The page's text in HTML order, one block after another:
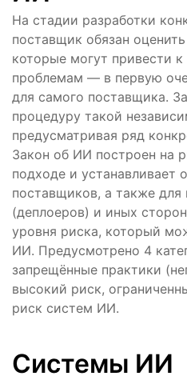
На стадии разработки
поставщик обязан
которые могут привести
проблемам — в первую
для самого поставщика.
процедуру такой
предусматривая ряд
Закон об ИИ построен на
подходе и устанавливает
поставщиков, а также для
(деплоеров) и иных
уровня риска, который
ИИ. Предусмотрено 4
запрещённые практики
высокий риск,
риск систем ИИ.
Системы ИИ